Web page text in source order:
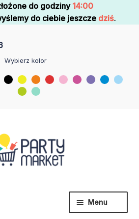
do godziny14:00
do ciebie jeszcze dziś.
Wybierz kolor
Menu